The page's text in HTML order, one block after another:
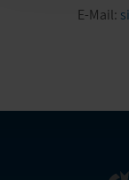
E-Mail: